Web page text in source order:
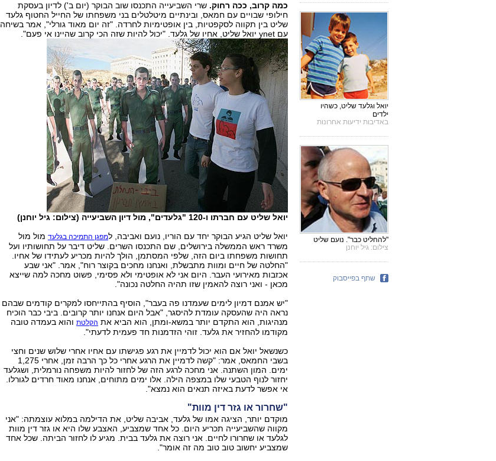
כמה קרוב, ככה רחוק. שרי השביעייה התכנסו שוב הבוקר (יום ב') לדיון בעסקת
חילופי שבויים עם חמאס, ובינתיים מיטלטלים בני משפחתו של החייל החטוף גלעד
שליט בין תקווה לסקפטיות, בין אופטימיות לחרדה. "זה יום מאוד גורלי", אמר בשיחה
עם ynet יואל שליט, אחיו של גלעד. "יכול להיות שזה הכי קרוב שהיינו אי פעם".
יואל שליט עם חברתו ו-120 "גלעדים", מול דיון השביעייה (צילום: גיל יוחנן)
יואל שליט הגיע הבוקר יחד עם הוריו, נועם ואביבה, למפגן התמיכה בגלעדמול מול
משרד ראש הממשלה בירושלים, שם התכנסו השרים. שליט דיבר על תחושותיו ועל
תחושות משפחתו ביום הזה, שלפי המסתמן, הולך להיות מכריע לעתידו של אחיו.
"החלטה של חיים ומוות מתבשלת, ואנחנו מחכים בקוצר רוח", אמר. "אני שבע
אכזבות מאירועי העבר. היום אני לא אופטימי ולא פסימי, פשוט מחכה למה שייצא
מכאן - ואני רוצה להאמין שזו תהיה החלטה נכונה".
"יש אמנם דמיון לימים שעמדנו פה בעבר", הוסיף בהתייחסו למקרים קודמים שבהם
נראה היה שהעסקה עומדת להיסגר, "אבל היום אנחנו יותר קרובים. ביבי כבר הוכיח
מנהיגות, הוא התקדם יותר במשא-ומתן, הוא הביא את הקלטתוהוא בעמדה טובה
מקודמו להחזיר את גלעד. זוהי הזדמנות חד פעמית לדעתי".
כשנשאל יואל אם הוא יכול לדמיין את רגע פגישתו עם אחיו אחרי שלוש שנים וחצי
בשבי החמאס, אמר: "קשה לדמיין את הרגע אחרי כל כך הרבה זמן, אחרי 1,275
ימים. המון השתנה. אני מחכה לרגע הזה של לחזור להיות משפחה נורמלית, ושגלעד
יחזור לנוף הטבעי שלו במצפה הילה. אלו ימים מתוחים, אנחנו מאוד חרדים לגורלו.
אי אפשר לדעת באיזה תנאים הוא נמצא".
"שחרור או גזר דין מוות"
מוקדם יותר, הציגה אמו של גלעד, אביבה שליט, את הדילמה במלוא עוצמתה: "אני
מקווה שהשביעייה תכריע היום. כל אחד שמצביע, האצבע שלו היא או גזר דין מוות
לגלעד או שחרורו לחיים. אני רוצה את גלעד בבית. מגיע לו לחזור הביתה. שכל אחד
שמצביע יחשוב טוב טוב מה זה אומר".
יואל וגלעד שליט, כשהיו
ילדים
באדיבות ידיעות אחרונות
"להחליט כבר". נועם שליט
צילום: גיל יוחנן
שתף בפייסבוק